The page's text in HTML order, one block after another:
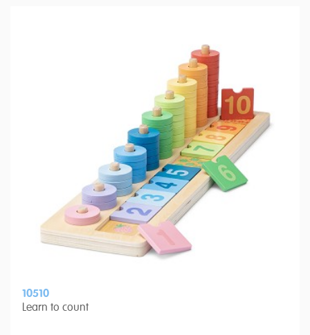
10510
Learn to count